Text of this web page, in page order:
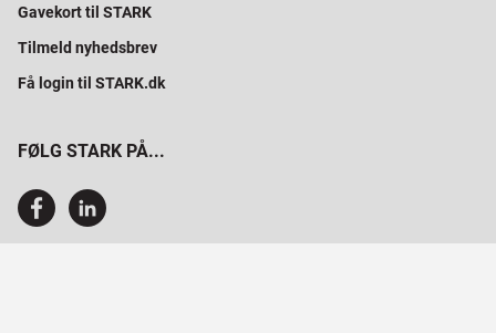
Gavekort til STARK
Tilmeld nyhedsbrev
Få login til STARK.dk
FØLG STARK PÅ...